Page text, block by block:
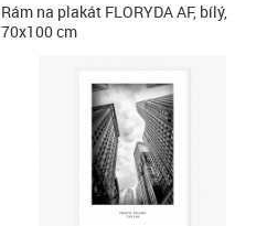
Rám na plakát FLORYDA AF, bílý,
70x100 cm